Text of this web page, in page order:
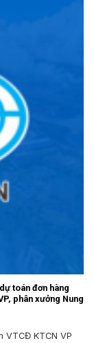
toán đơn hàng
phân xưởng Nung
VTCĐ KTCN VP